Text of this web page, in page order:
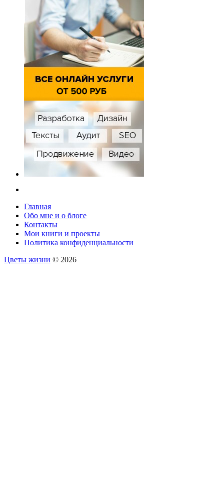
Главная
Обо мне и о блоге
Контакты
Мои книги и проекты
Политика конфиденциальности
Цветы жизни © 2026